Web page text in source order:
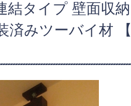
タイプ 壁面収納
済みツーバイ材